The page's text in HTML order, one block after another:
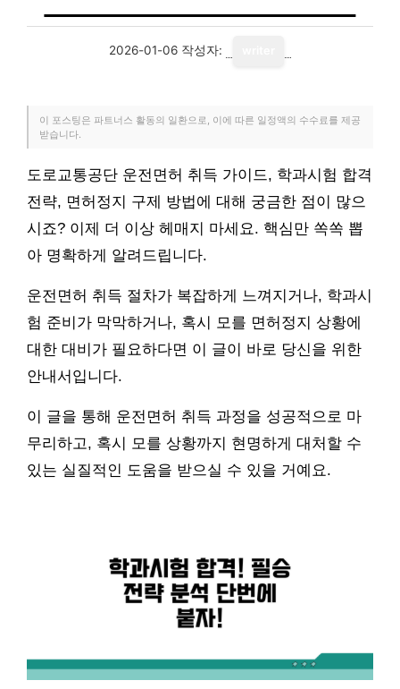
2026-01-06 작성자:
이 포스팅은 파트너스 활동의 일환으로, 이에 따른 일정액의 수수료를 제공
받습니다.
도로교통공단 운전면허 취득 가이드, 학과시험 합격
전략, 면허정지 구제 방법에 대해 궁금한 점이 많으
시죠? 이제 더 이상 헤매지 마세요. 핵심만 쏙쏙 뽑
아 명확하게 알려드립니다.
운전면허 취득 절차가 복잡하게 느껴지거나, 학과시
험 준비가 막막하거나, 혹시 모를 면허정지 상황에
대한 대비가 필요하다면 이 글이 바로 당신을 위한
안내서입니다.
이 글을 통해 운전면허 취득 과정을 성공적으로 마
무리하고, 혹시 모를 상황까지 현명하게 대처할 수
있는 실질적인 도움을 받으실 수 있을 거예요.